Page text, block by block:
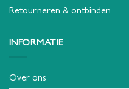
Retourneren & ontbinden
INFORMATIE
Over ons